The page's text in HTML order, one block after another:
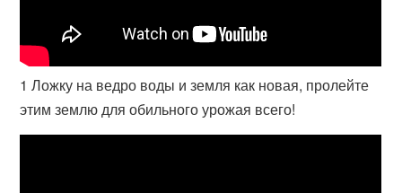
1 Ложку на ведро воды и земля как новая, пролейте
этим землю для обильного урожая всего!